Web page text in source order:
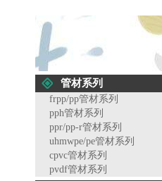
管材系列
frpp/pp管材系列
pph管材系列
ppr/pp-r管材系列
uhmwpe/pe管材系列
cpvc管材系列
pvdf管材系列